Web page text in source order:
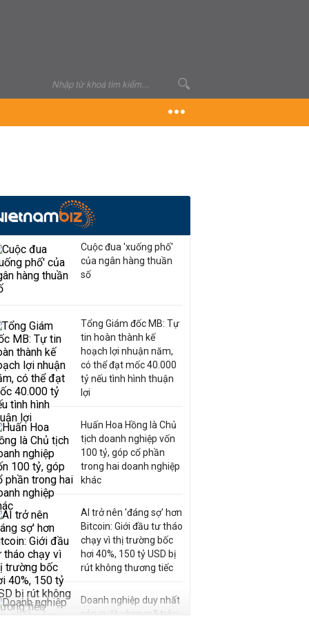
Cuộc đua 'xuống phố'
của ngân hàng thuần
số
Tổng Giám đốc MB: Tự
tin hoàn thành kế
hoạch lợi nhuận năm,
có thể đạt mốc 40.000
tỷ nếu tình hình thuận
lợi
Huấn Hoa Hồng là Chủ
tịch doanh nghiệp vốn
100 tỷ, góp cổ phần
trong hai doanh nghiệp
khác
AI trở nên 'đáng sợ' hơn
Bitcoin: Giới đầu tư tháo
chạy vì thị trường bốc
hơi 40%, 150 tỷ USD bị
rút không thương tiếc
Doanh nghiệp duy nhất
sản xuất vàng mã trên